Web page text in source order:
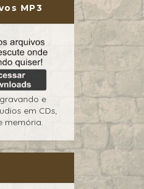
MP3
e
em CDs,
memória.